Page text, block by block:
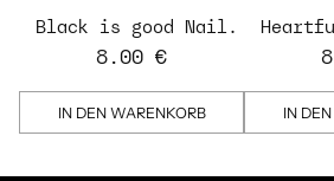
Black is good Nail
Strips
8.00 €
IN DEN WARENKORB
Strips
IN